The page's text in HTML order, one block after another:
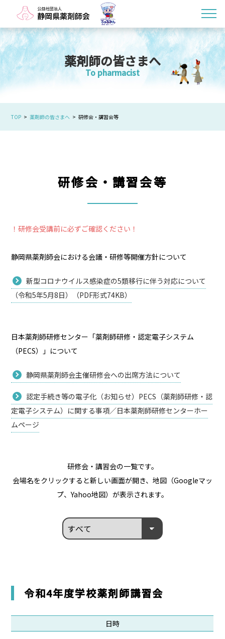
薬剤師の皆さまへ
To pharmacist
TOP 薬剤師の皆さまへ 研修会・講習会等
研修会・講習会等
！研修会受講前に必ずご確認ください！
静岡県薬剤師会における会議・研修等開催方針について
新型コロナウイルス感染症の5類移行に伴う対応について
（令和5年5月8日）（PDF形式74KB）
日本薬剤師研修センター「薬剤師研修・認定電子システム
（PECS）」について
静岡県薬剤師会主催研修会への出席方法について
認定手続き等の電子化（お知らせ）PECS（薬剤師研修・認
定電子システム）に関する事項／日本薬剤師研修センターホー
ムページ
研修会・講習会の一覧です。
会場名をクリックすると新しい画面が開き、地図（Googleマッ
プ、Yahoo地図）が表示されます。
令和4年度学校薬剤師講習会
日時